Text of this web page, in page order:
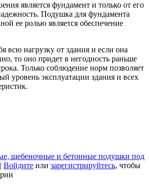
является фундамент и только от его
Подушка для фундамента
ее ролью является обеспечение
всю нагрузку от здания и если она
то оно придет в негодность раньше
Только соблюдение норм позволяет
уровень эксплуатации здания и всех
щебеночные и бетонные подушки под
| Войдите или зарегистрируйтесь, чтобы